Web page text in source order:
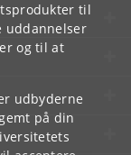
til
uddannelser
og til at
udbyderne
på din